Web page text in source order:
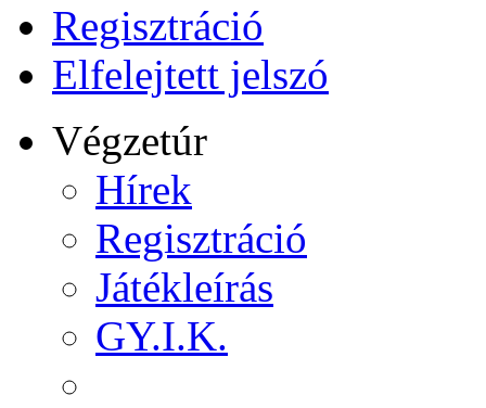
Regisztráció
Elfelejtett jelszó
Végzetúr
Hírek
Regisztráció
Játékleírás
GY.I.K.